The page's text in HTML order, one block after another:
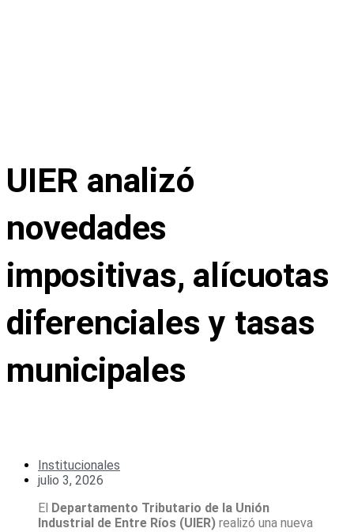
UIER analizó
novedades
impositivas, alícuotas
diferenciales y tasas
municipales
Institucionales
julio 3, 2026
El Departamento Tributario de la Unión
Industrial de Entre Ríos (UIER) realizó una nueva